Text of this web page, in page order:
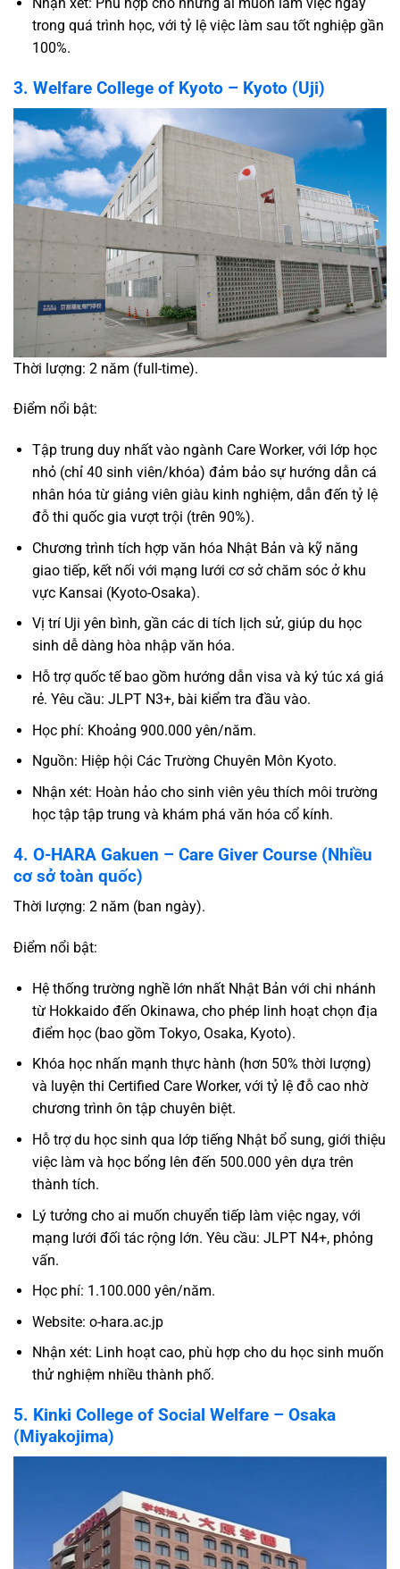
Nhận xét: Phù hợp cho những ai muốn làm việc ngay
trong quá trình học, với tỷ lệ việc làm sau tốt nghiệp gần
100%.
3. Welfare College of Kyoto – Kyoto (Uji)
Thời lượng: 2 năm (full-time).
Điểm nổi bật:
Tập trung duy nhất vào ngành Care Worker, với lớp học
nhỏ (chỉ 40 sinh viên/khóa) đảm bảo sự hướng dẫn cá
nhân hóa từ giảng viên giàu kinh nghiệm, dẫn đến tỷ lệ
đỗ thi quốc gia vượt trội (trên 90%).
Chương trình tích hợp văn hóa Nhật Bản và kỹ năng
giao tiếp, kết nối với mạng lưới cơ sở chăm sóc ở khu
vực Kansai (Kyoto-Osaka).
Vị trí Uji yên bình, gần các di tích lịch sử, giúp du học
sinh dễ dàng hòa nhập văn hóa.
Hỗ trợ quốc tế bao gồm hướng dẫn visa và ký túc xá giá
rẻ. Yêu cầu: JLPT N3+, bài kiểm tra đầu vào.
Học phí: Khoảng 900.000 yên/năm.
Nguồn: Hiệp hội Các Trường Chuyên Môn Kyoto.
Nhận xét: Hoàn hảo cho sinh viên yêu thích môi trường
học tập tập trung và khám phá văn hóa cổ kính.
4. O-HARA Gakuen – Care Giver Course (Nhiều
cơ sở toàn quốc)
Thời lượng: 2 năm (ban ngày).
Điểm nổi bật:
Hệ thống trường nghề lớn nhất Nhật Bản với chi nhánh
từ Hokkaido đến Okinawa, cho phép linh hoạt chọn địa
điểm học (bao gồm Tokyo, Osaka, Kyoto).
Khóa học nhấn mạnh thực hành (hơn 50% thời lượng)
và luyện thi Certified Care Worker, với tỷ lệ đỗ cao nhờ
chương trình ôn tập chuyên biệt.
Hỗ trợ du học sinh qua lớp tiếng Nhật bổ sung, giới thiệu
việc làm và học bổng lên đến 500.000 yên dựa trên
thành tích.
Lý tưởng cho ai muốn chuyển tiếp làm việc ngay, với
mạng lưới đối tác rộng lớn. Yêu cầu: JLPT N4+, phỏng
vấn.
Học phí: 1.100.000 yên/năm.
Website: o-hara.ac.jp
Nhận xét: Linh hoạt cao, phù hợp cho du học sinh muốn
thử nghiệm nhiều thành phố.
5. Kinki College of Social Welfare – Osaka
(Miyakojima)